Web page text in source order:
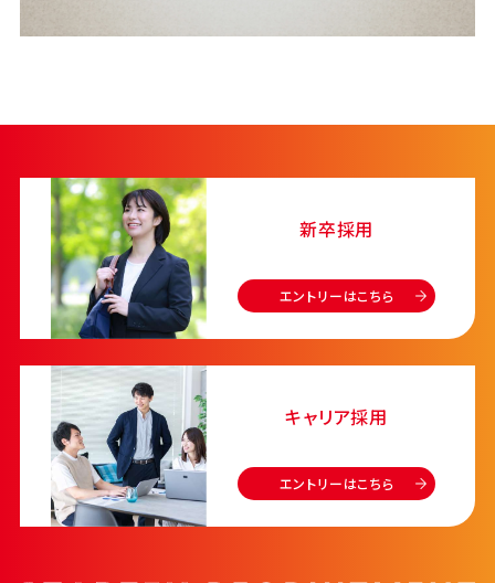
新卒採用
エントリーはこちら
キャリア採用
エントリーはこちら